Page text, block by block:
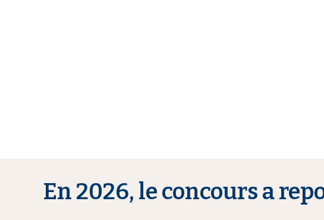
En 2026, le concours a